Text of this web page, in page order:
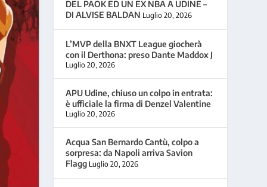
DEL PAOK ED UN EX NBA A UDINE –
DI ALVISE BALDAN Luglio 20, 2026
L’MVP della BNXT League giocherà
con il Derthona: preso Dante Maddox J
Luglio 20, 2026
APU Udine, chiuso un colpo in entrata:
è ufficiale la firma di Denzel Valentine
Luglio 20, 2026
Acqua San Bernardo Cantù, colpo a
sorpresa: da Napoli arriva Savion
Flagg Luglio 20, 2026